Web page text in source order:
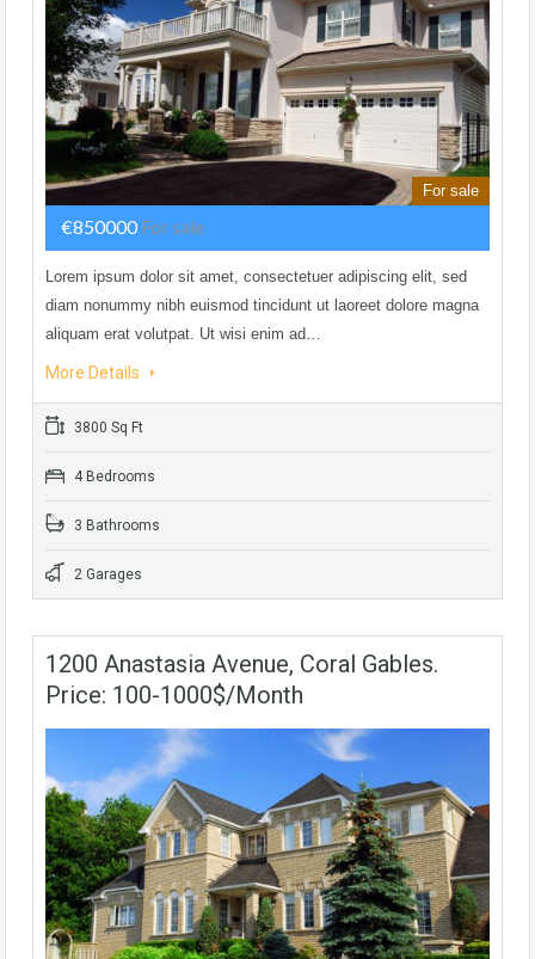
For sale
€850000 For sale
Lorem ipsum dolor sit amet, consectetuer adipiscing elit, sed
diam nonummy nibh euismod tincidunt ut laoreet dolore magna
aliquam erat volutpat. Ut wisi enim ad…
More Details
3800 Sq Ft
4 Bedrooms
3 Bathrooms
2 Garages
1200 Anastasia Avenue, Coral Gables.
Price: 100-1000$/month